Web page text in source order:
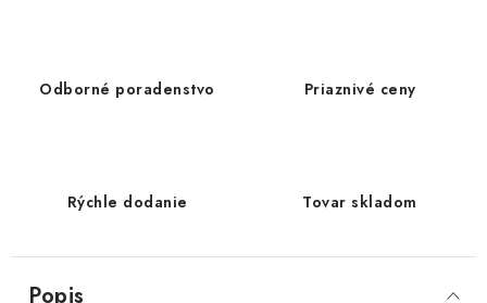
Odborné poradenstvo Priaznivé ceny
Rýchle dodanie Tovar skladom
Popis